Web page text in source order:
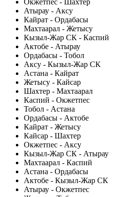
Окжетпес - Шахтер
Атырау - Аксу
Кайрат - Ордабасы
Махтаарал - Жетысу
Кызыл-Жар СК - Каспий
Актобе - Атырау
Ордабасы - Тобол
Аксу - Кызыл-Жар СК
Астана - Кайрат
Жетысу - Кайсар
Шахтер - Махтаарал
Каспий - Окжетпес
Тобол - Астана
Ордабасы - Актобе
Кайрат - Жетысу
Кайсар - Шахтер
Окжетпес - Аксу
Кызыл-Жар СК - Атырау
Махтаарал - Каспий
Астана - Ордабасы
Актобе - Кызыл-Жар СК
Атырау - Окжетпес